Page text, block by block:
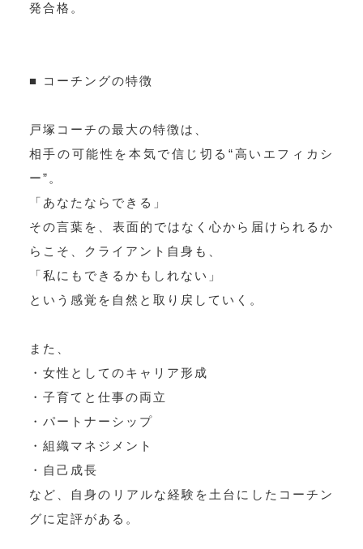
発合格。
■ コーチングの特徴
戸塚コーチの最大の特徴は、
相手の可能性を本気で信じ切る“高いエフィカシ
ー”。
「あなたならできる」
その言葉を、表面的ではなく心から届けられるか
らこそ、クライアント自身も、
「私にもできるかもしれない」
という感覚を自然と取り戻していく。
また、
・女性としてのキャリア形成
・子育てと仕事の両立
・パートナーシップ
・組織マネジメント
・自己成長
など、自身のリアルな経験を土台にしたコーチン
グに定評がある。